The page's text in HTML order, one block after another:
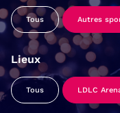
Tous Autres
Lieux
Tous LDLC